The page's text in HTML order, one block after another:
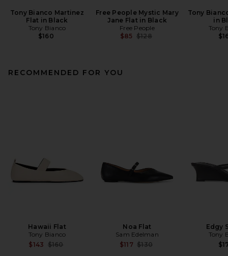
Tony Bianco Martinez
Flat in Black
Tony Bianco
$160
Free People Mystic Mary
Jane Flat in Black
Free People
$85 Previous price:
$128
Tony
in
Tony
RECOMMENDED FOR YOU
Hawaii Flat
Tony Bianco
$143 Previous price:
$160
Noa Flat
Sam Edelman
$117 Previous price:
$130
Edgy
Tony